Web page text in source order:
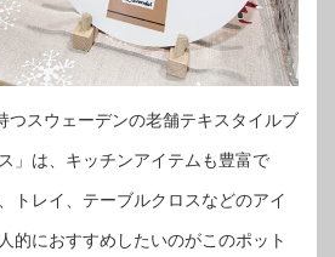
つスウェーデンの老舗テキスタイルブ
」は、キッチンアイテムも豊富で
トレイ、テーブルクロスなどのアイ
的におすすめしたいのがこのポット